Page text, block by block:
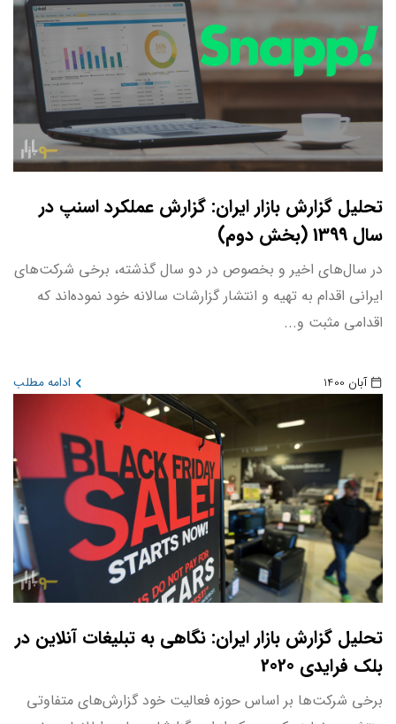
تحلیل گزارش بازار ایران: گزارش عملکرد اسنپ در
سال 1399 (بخش دوم)
در سال‌های اخیر و بخصوص در دو سال گذشته، برخی شرکت‌های
ایرانی اقدام به تهیه و انتشار گزارشات سالانه خود نموده‌اند که
اقدامی مثبت و...
آبان 1400 ادامه مطلب
تحلیل گزارش بازار ایران: نگاهی به تبلیغات آنلاین در
بلک فرایدی 2020
برخی شرکت‌ها بر اساس حوزه فعالیت خود گزارش‌های متفاوتی